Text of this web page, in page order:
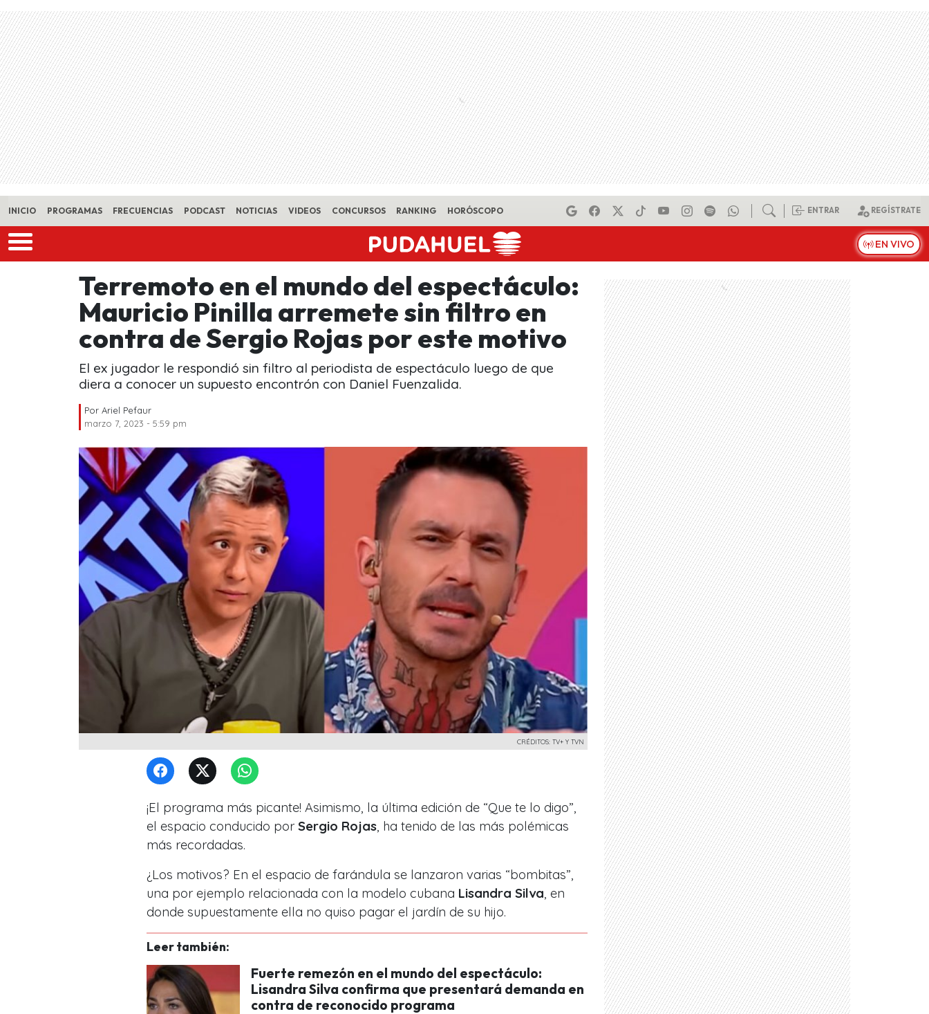
Skip to main content
INICIO PROGRAMAS FRECUENCIAS PODCAST NOTICIAS VIDEOS CONCURSOS RANKING HORÓSCOPO ENTRAR REGÍSTRATE
EN VIVO
Terremoto en el mundo del espectáculo:
Mauricio Pinilla arremete sin filtro en
contra de Sergio Rojas por este motivo
El ex jugador le respondió sin filtro al periodista de espectáculo luego de que
diera a conocer un supuesto encontrón con Daniel Fuenzalida.
Por Ariel Pefaur
marzo 7, 2023 - 5:59 pm
CRÉDITOS: TV+ Y TVN
¡El programa más picante! Asimismo, la última edición de “Que te lo digo”
el espacio conducido por Sergio Rojas , ha tenido de las más polémicas
más recordadas.
¿Los motivos? En el espacio de farándula se lanzaron varias “bombitas”,
una por ejemplo relacionada con la modelo cubana Lisandra Silva , en
donde supuestamente ella no quiso pagar el jardín de su hijo.
Leer también:
Fuerte remezón en el mundo del espectáculo:
Lisandra Silva confirma que presentará demanda en
contra de reconocido programa